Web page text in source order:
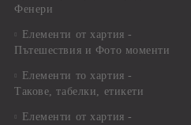
Фенери
Елементи от хартия -
Пътешествия и Фото моменти
Елементи то хартия -
Такове, табелки, етикети
Елементи от хартия -